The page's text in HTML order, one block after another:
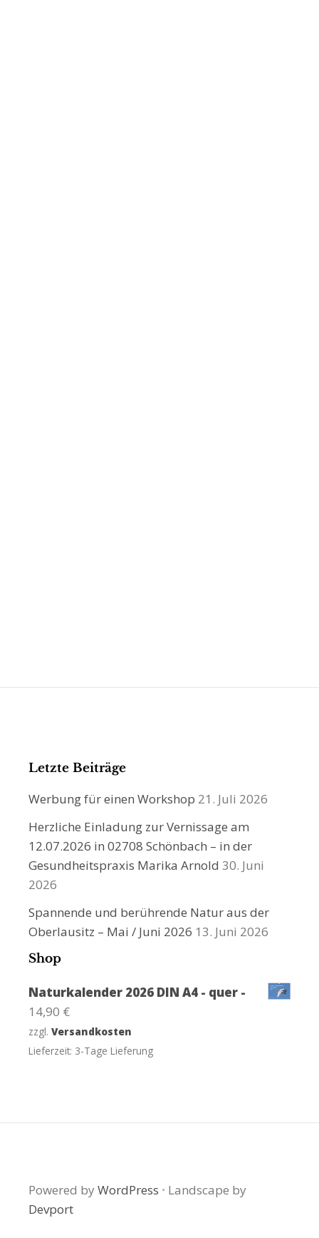
Letzte Beiträge
Werbung für einen Workshop 21. Juli 2026
Herzliche Einladung zur Vernissage am
12.07.2026 in 02708 Schönbach – in der
Gesundheitspraxis Marika Arnold 30. Juni
2026
Spannende und berührende Natur aus der
Oberlausitz – Mai / Juni 2026 13. Juni 2026
Shop
Naturkalender 2026 DIN A4 - quer -
14,90 €
zzgl. Versandkosten
Lieferzeit: 3-Tage Lieferung
Powered by WordPress · Landscape by
Devport